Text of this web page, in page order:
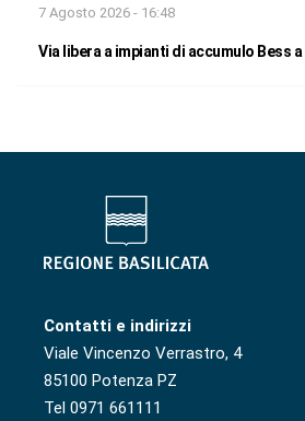
7 Agosto 2026 - 16:48
Via libera a impianti di accumulo Bess
Contatti e indirizzi
Viale Vincenzo Verrastro, 4
85100 Potenza PZ
Tel 0971 661111